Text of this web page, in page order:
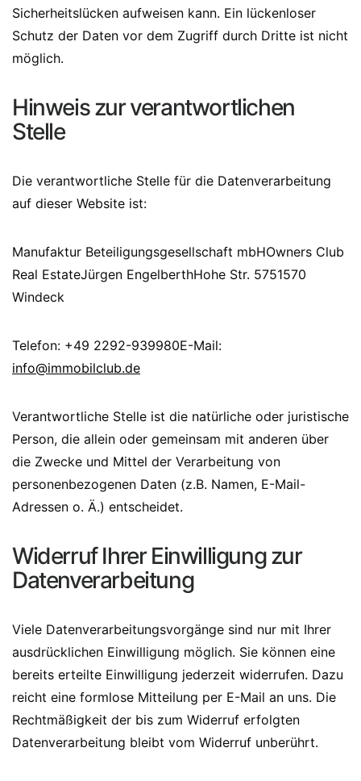
Sicherheitslücken aufweisen kann. Ein lückenloser
Schutz der Daten vor dem Zugriff durch Dritte ist nicht
möglich.
Hinweis zur verantwortlichen
Stelle
Die verantwortliche Stelle für die Datenverarbeitung
auf dieser Website ist:
Manufaktur Beteiligungsgesellschaft mbHOwners Club
Real EstateJürgen EngelberthHohe Str. 5751570
Windeck
Telefon: +49 2292-939980E-Mail:
info@immobilclub.de
Verantwortliche Stelle ist die natürliche oder juristische
Person, die allein oder gemeinsam mit anderen über
die Zwecke und Mittel der Verarbeitung von
personenbezogenen Daten (z.B. Namen, E-Mail-
Adressen o. Ä.) entscheidet.
Widerruf Ihrer Einwilligung zur
Datenverarbeitung
Viele Datenverarbeitungsvorgänge sind nur mit Ihrer
ausdrücklichen Einwilligung möglich. Sie können eine
bereits erteilte Einwilligung jederzeit widerrufen. Dazu
reicht eine formlose Mitteilung per E-Mail an uns. Die
Rechtmäßigkeit der bis zum Widerruf erfolgten
Datenverarbeitung bleibt vom Widerruf unberührt.